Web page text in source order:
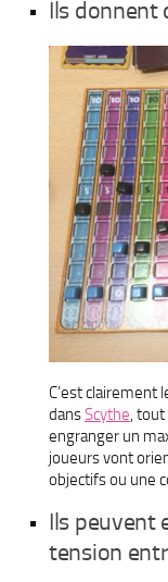
Ils donnent
C’est clairement
dansScythe, tout
engranger un
joueurs vont
objectifs ou une
Ils peuvent
tension